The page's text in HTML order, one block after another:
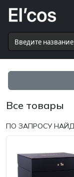
Все товары
ПО ЗАПРОСУ